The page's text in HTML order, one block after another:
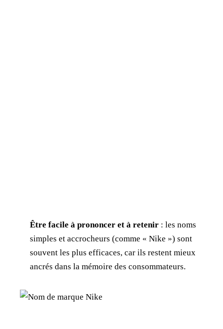
Être facile à prononcer et à retenir : les noms
simples et accrocheurs (comme « Nike ») sont
souvent les plus efficaces, car ils restent mieux
ancrés dans la mémoire des consommateurs.